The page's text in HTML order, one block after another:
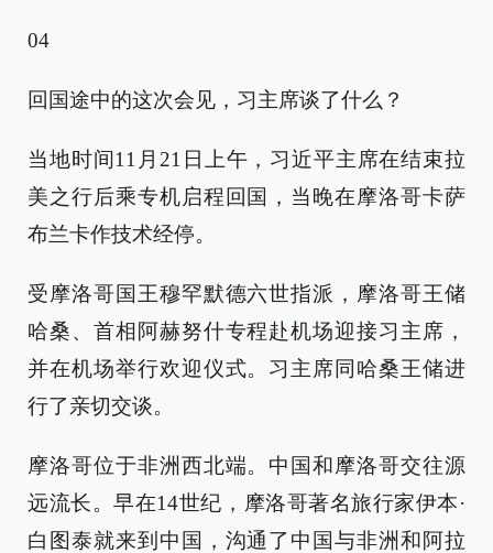
04
回国途中的这次会见，习主席谈了什么？
当地时间11月21日上午，习近平主席在结束拉
美之行后乘专机启程回国，当晚在摩洛哥卡萨
布兰卡作技术经停。
受摩洛哥国王穆罕默德六世指派，摩洛哥王储
哈桑、首相阿赫努什专程赴机场迎接习主席，
并在机场举行欢迎仪式。习主席同哈桑王储进
行了亲切交谈。
摩洛哥位于非洲西北端。中国和摩洛哥交往源
远流长。早在14世纪，摩洛哥著名旅行家伊本·
白图泰就来到中国，沟通了中国与非洲和阿拉